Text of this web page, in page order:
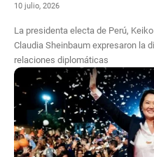
10 julio, 2026
La presidenta electa de Perú,
Claudia Sheinbaum expresaron la
relaciones diplomáticas